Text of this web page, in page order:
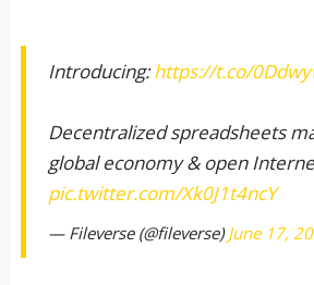
global economy & open
pic.twitter.com/Xk0J1t4ncY
— Fileverse (@fileverse)